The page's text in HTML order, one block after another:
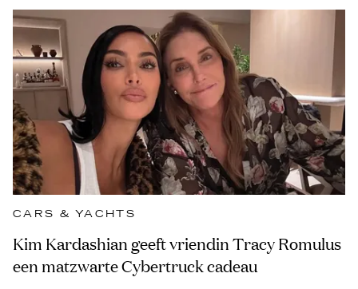
CARS & YACHTS
Kim Kardashian geeft vriendin Tracy Romulus
een matzwarte Cybertruck cadeau